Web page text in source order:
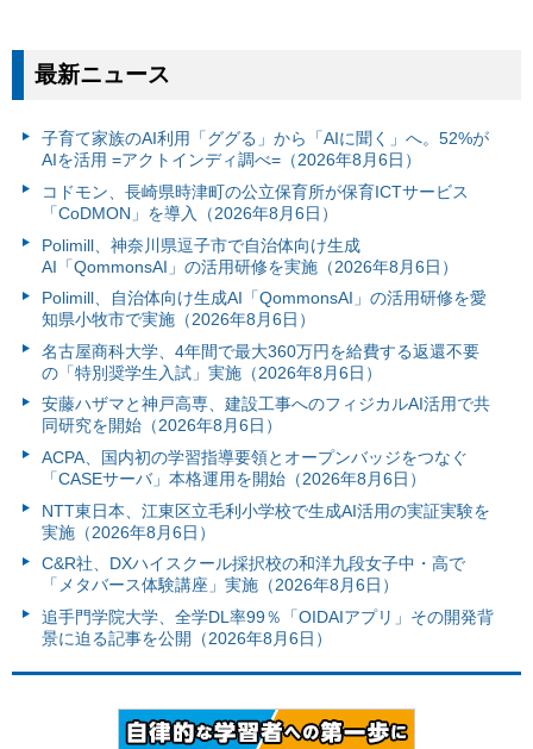
最新ニュース
子育て家族のAI利用「ググる」から「AIに聞く」へ。52%が
AIを活用 =アクトインディ調べ=（2026年8月6日）
コドモン、長崎県時津町の公立保育所が保育ICTサービス
「CoDMON」を導入（2026年8月6日）
Polimill、神奈川県逗子市で自治体向け生成
AI「QommonsAI」の活用研修を実施（2026年8月6日）
Polimill、自治体向け生成AI「QommonsAI」の活用研修を愛
知県小牧市で実施（2026年8月6日）
名古屋商科大学、4年間で最大360万円を給費する返還不要
の「特別奨学生入試」実施（2026年8月6日）
安藤ハザマと神戸高専、建設工事へのフィジカルAI活用で共
同研究を開始（2026年8月6日）
ACPA、国内初の学習指導要領とオープンバッジをつなぐ
「CASEサーバ」本格運用を開始（2026年8月6日）
NTT東日本、江東区立毛利小学校で生成AI活用の実証実験を
実施（2026年8月6日）
C&R社、DXハイスクール採択校の和洋九段女子中・高で
「メタバース体験講座」実施（2026年8月6日）
追手門学院大学、全学DL率99％「OIDAIアプリ」その開発背
景に迫る記事を公開（2026年8月6日）